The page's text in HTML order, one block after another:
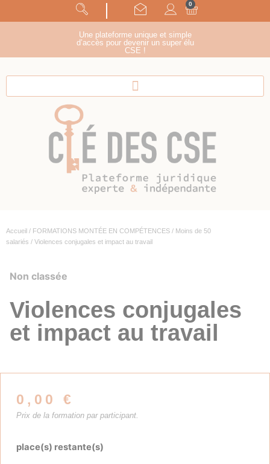
Panneau de gestion des cookies
suivez-nous !
Une plateforme unique et simple
d’accès pour devenir un super élu
CSE !
0
Accueil / FORMATIONS MONTÉE EN COMPÉTENCES / Moins de 50
salariés / Violences conjugales et impact au travail
Non classée
Violences conjugales
et impact au travail
0,00 €
Prix de la formation par participant.
place(s) restante(s)